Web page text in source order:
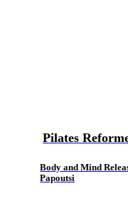
Pilates
Body and Mind
Papoutsi